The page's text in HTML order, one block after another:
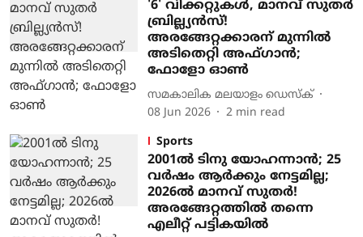
'6' വിക്കറ്റുകള്‍, മാനവ് സുതർ
ബ്രില്ല്യൻസ്!
അരങ്ങേറ്റക്കാരന് മുന്നിൽ
അടിതെറ്റി അഫ്ഗാന്‍;
ഫോളോ ഓണ്‍
സമകാലിക മലയാളം ഡെസ്ക്
08 Jun 2026
2 min read
Sports
2001ൽ ടിനു യോഹന്നാൻ; 25
വർഷം ആർക്കും നേട്ടമില്ല;
2026ൽ മാനവ് സുതർ!
അരങ്ങേറ്റത്തിൽ തന്നെ
എലീറ്റ് പട്ടികയിൽ